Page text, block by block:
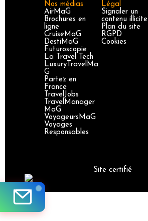
Nos médias
AirMaG
Brochures en
ligne
CruiseMaG
DestiMaG
Futuroscopie
La Travel Tech
LuxuryTravelMa
G
Partez en
France
TravelJobs
TravelManager
MaG
VoyageursMaG
Voyages
Responsables
Légal
Signaler un
contenu illicite
Plan du site
RGPD
Cookies
Site certifié